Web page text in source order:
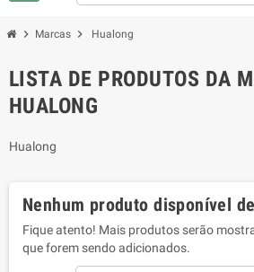
chevron_right Marcas chevron_right Hualong
LISTA DE PRODUTOS DA
HUALONG
Hualong
Nenhum produto disponível
Fique atento! Mais produtos serão
que forem sendo adicionados.